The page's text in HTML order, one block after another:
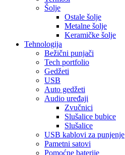
Šolje
Ostale šolje
Metalne šolje
Keramičke šolje
Tehnologija
Bežični punjači
Tech portfolio
Gedžeti
USB
Auto gedžeti
Audio uređaji
Zvučnici
Slušalice bubice
Slušalice
USB kablovi za punjenje
Pametni satovi
Pomoćne baterije